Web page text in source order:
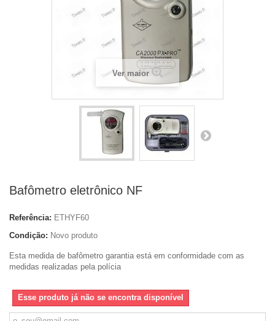
Ver maior
Bafômetro eletrônico NF
Referência: ETHYF60
Condição: Novo produto
Esta medida de bafômetro garantia está em conformidade com as
medidas realizadas pela polícia
Esse produto já não se encontra disponível